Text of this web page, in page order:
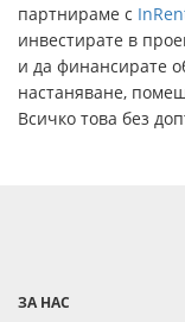
партнираме с
инвестирате в
и да финансирате
настаняване,
Всичко това без
ЗА НАС